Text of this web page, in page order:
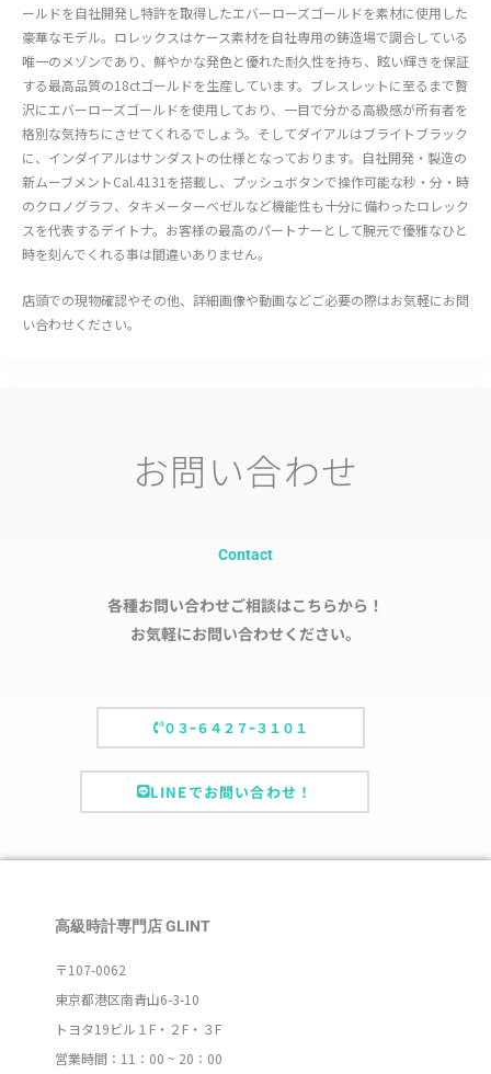
ールドを自社開発し特許を取得したエバーローズゴールドを素材に使用した
豪華なモデル。ロレックスはケース素材を自社専用の鋳造場で調合している
唯一のメゾンであり、鮮やかな発色と優れた耐久性を持ち、眩い輝きを保証
する最高品質の18ctゴールドを生産しています。ブレスレットに至るまで贅
沢にエバーローズゴールドを使用しており、一目で分かる高級感が所有者を
格別な気持ちにさせてくれるでしょう。そしてダイアルはブライトブラック
に、インダイアルはサンダストの仕様となっております。自社開発・製造の
新ムーブメントCal.4131を搭載し、プッシュボタンで操作可能な秒・分・時
のクロノグラフ、タキメーターベゼルなど機能性も十分に備わったロレック
スを代表するデイトナ。お客様の最高のパートナーとして腕元で優雅なひと
時を刻んでくれる事は間違いありません。
店頭での現物確認やその他、詳細画像や動画などご必要の際はお気軽にお問
い合わせください。
お問い合わせ
Contact
各種お問い合わせご相談はこちらから！
お気軽にお問い合わせください。
０３ｰ６４２７ｰ３１０１
LINEでお問い合わせ！
高級時計専門店 GLINT
〒107-0062
東京都港区南青山6-3-10
トヨタ19ビル１F・２F・３F
営業時間：11：00 ~ 20：00